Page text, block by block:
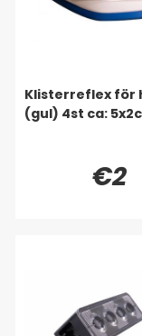
Klisterreflex för
(gul) 4st ca:
€2